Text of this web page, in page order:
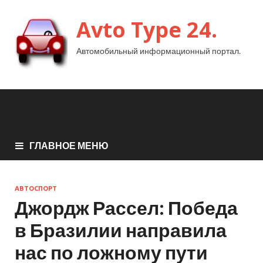
Avto Type 24.
Автомобильный информационный портал.
ГЛАВНОЕ МЕНЮ
АВТОСПОРТ
Джордж Рассел: Победа
в Бразилии направила
нас по ложному пути